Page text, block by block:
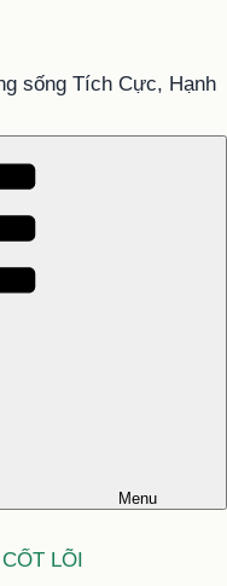
sống Tích Cực, Hạnh
Menu
LÕI